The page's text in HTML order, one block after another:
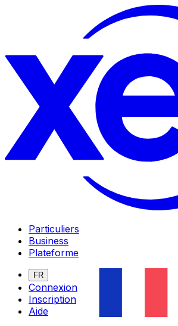
Particuliers
Business
Plateforme
FR
Connexion
Inscription
Aide